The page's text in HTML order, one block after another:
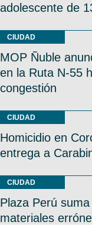
adolescente de
CIUDAD
MOP Ñuble
en la Ruta N-55
congestión
CIUDAD
Homicidio en
entrega a
CIUDAD
Plaza Perú
materiales